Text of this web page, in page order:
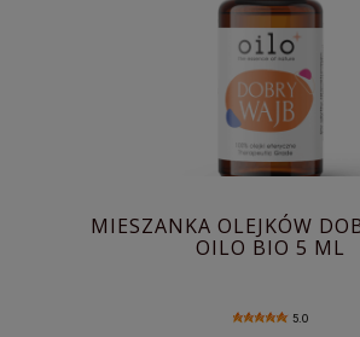
MIESZANKA OLEJKÓW
OILO BIO 5 ML
5.0